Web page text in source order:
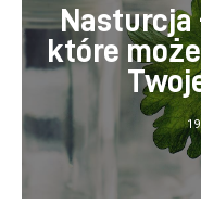
Lifestyle
Uroda
Więcej
Nasturcja
które